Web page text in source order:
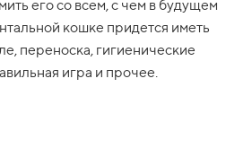
его со всем, с чем в будущем
кошке придется иметь
переноска, гигиенические
игра и прочее.